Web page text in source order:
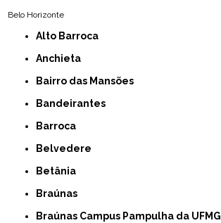
Belo Horizonte
Alto Barroca
Anchieta
Bairro das Mansões
Bandeirantes
Barroca
Belvedere
Betânia
Braúnas
Braúnas Campus Pampulha da UFMG